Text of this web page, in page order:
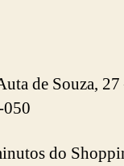
de Souza, 27
do